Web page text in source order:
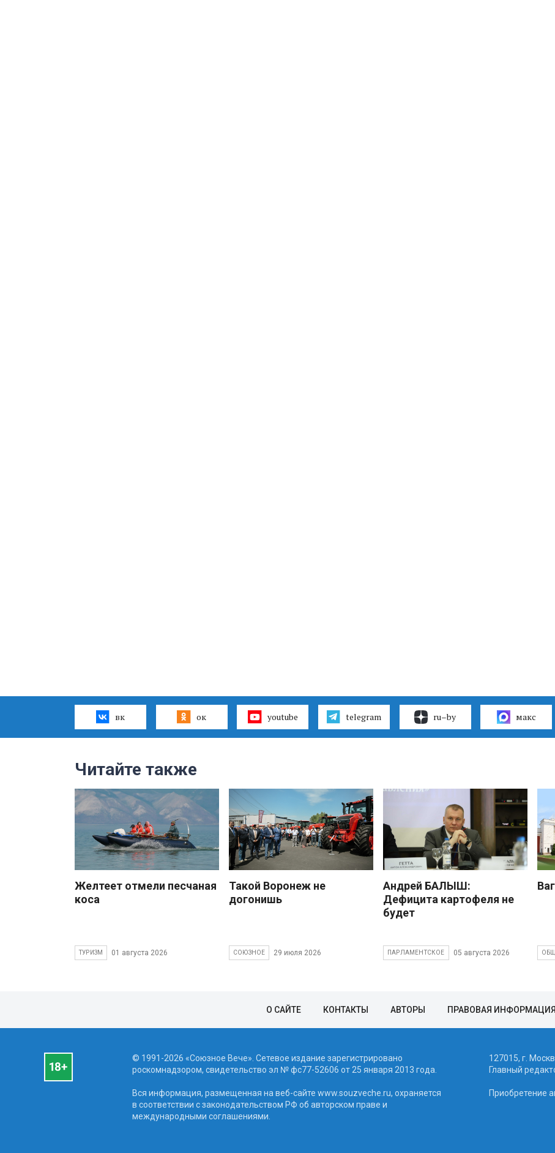
вк ок youtube telegram ru–by макс
Читайте также
Желтеет отмели песчаная
коса
ТУРИЗМ 01 августа 2026
Такой Воронеж не
догонишь
СОЮЗНОЕ 29 июля 2026
Андрей БАЛЫШ:
Дефицита картофеля не
будет
ПАРЛАМЕНТСКОЕ 05 августа 2026
О САЙТЕ КОНТАКТЫ АВТОРЫ ПРАВОВАЯ ИНФОРМАЦИЯ
© 1991-2026 «Союзное Вече». Сетевое издание зарегистрировано
роскомнадзором, свидетельство эл № фc77-52606 от 25 января 2013 года.
Вся информация, размещенная на веб-сайте www.souzveche.ru, охраняется
в соответствии с законодательством РФ об авторском праве и
международными соглашениями.
127015, г.
Главный
Приобретение